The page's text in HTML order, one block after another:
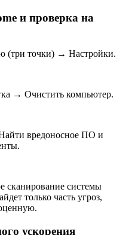
и проверка на
(три точки) → Настройки.
→ Очистить компьютер.
вредоносное ПО и
сканирование системы
только часть угроз,
ускорения